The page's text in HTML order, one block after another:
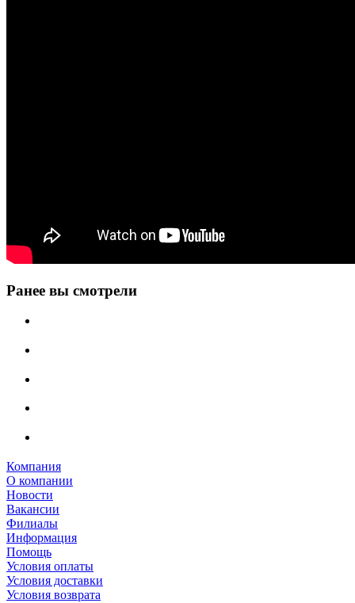
Ранее вы смотрели
Компания
О компании
Новости
Вакансии
Филиалы
Информация
Помощь
Условия оплаты
Условия доставки
Условия возврата